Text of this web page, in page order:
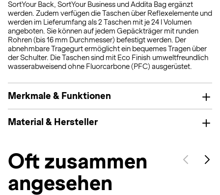
SortYour Back, SortYour Business und Addita Bag ergänzt
werden. Zudem verfügen die Taschen über Reflexelemente und
werden im Lieferumfang als 2 Taschen mit je 24 l Volumen
angeboten. Sie können auf jedem Gepäckträger mit runden
Rohren (bis 16 mm Durchmesser) befestigt werden. Der
abnehmbare Tragegurt ermöglicht ein bequemes Tragen über
der Schulter. Die Taschen sind mit Eco Finish umweltfreundlich
wasserabweisend ohne Fluorcarbone (PFC) ausgerüstet.
Merkmale & Funktionen
Material & Hersteller
Oft zusammen
angesehen